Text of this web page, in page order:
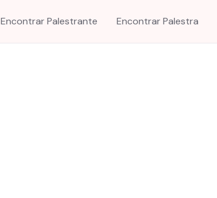
Encontrar Palestrante Encontrar Palestra